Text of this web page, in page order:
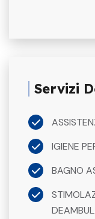
Servizi
IGIENE
BAGNO